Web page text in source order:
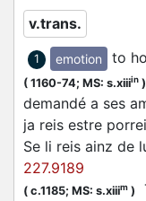
v.trans.
1 emotion to
( 1160-74; MS: s.xiiiin )
demandé a ses
ja reis estre
Se li reis ainz de
227.9189
( c.1185; MS: s.xiiim )